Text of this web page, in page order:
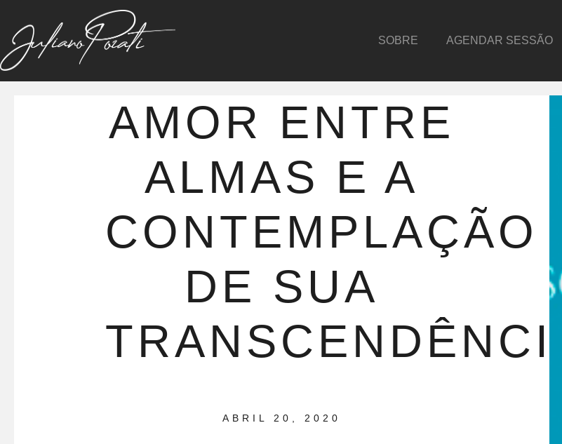
SOBRE AGENDAR SESSÃO
AMOR ENTRE
ALMAS E A
CONTEMPLAÇÃO
DE SUA
TRANSCENDÊNCIA
ABRIL 20, 2020